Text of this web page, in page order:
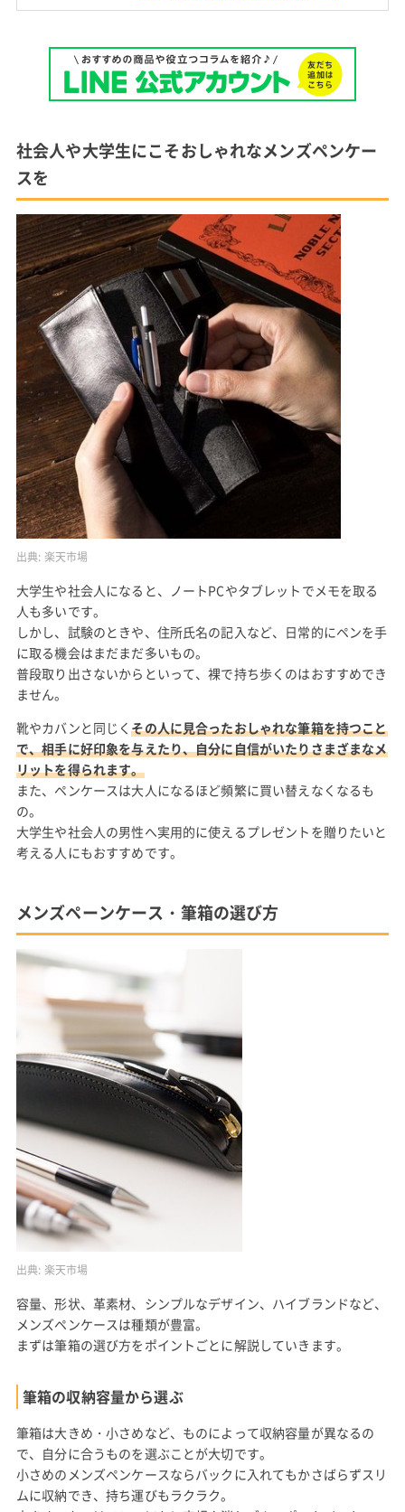
社会人や大学生にこそおしゃれなメンズペンケー
スを
出典: 楽天市場
大学生や社会人になると、ノートPCやタブレットでメモを取る
人も多いです。
しかし、試験のときや、住所氏名の記入など、日常的にペンを手
に取る機会はまだまだ多いもの。
普段取り出さないからといって、裸で持ち歩くのはおすすめでき
ません。
靴やカバンと同じくその人に見合ったおしゃれな筆箱を持つこと
で、相手に好印象を与えたり、自分に自信がいたりさまざまなメ
リットを得られます。
また、ペンケースは大人になるほど頻繁に買い替えなくなるも
の。
大学生や社会人の男性へ実用的に使えるプレゼントを贈りたいと
考える人にもおすすめです。
メンズペーンケース・筆箱の選び方
出典: 楽天市場
容量、形状、革素材、シンプルなデザイン、ハイブランドなど、
メンズペンケースは種類が豊富。
まずは筆箱の選び方をポイントごとに解説していきます。
筆箱の収納容量から選ぶ
筆箱は大きめ・小さめなど、ものによって収納容量が異なるの
で、自分に合うものを選ぶことが大切です。
小さめのメンズペンケースならバックに入れてもかさばらずスリ
ムに収納でき、持ち運びもラクラク。